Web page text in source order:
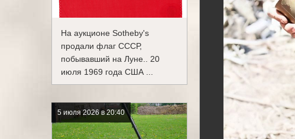
На аукционе Sotheby's
продали флаг СССР,
побывавший на Луне.. 20
июля 1969 года США ...
5 июля 2026 в 20:40